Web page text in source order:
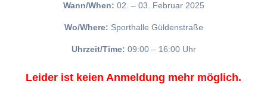
Wann/When: 02. – 03. Februar 2025
Wo/Where: Sporthalle Güldenstraße
Uhrzeit/Time: 09:00 – 16:00 Uhr
Leider ist keien Anmeldung mehr möglich.